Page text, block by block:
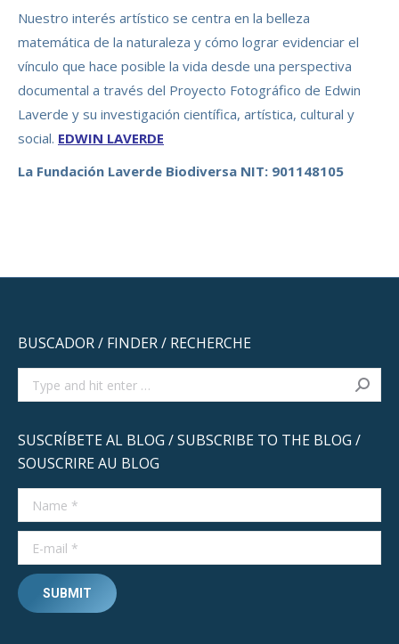
Nuestro interés artístico se centra en la belleza
matemática de la naturaleza y cómo lograr evidenciar el
vínculo que hace posible la vida desde una perspectiva
documental a través del Proyecto Fotográfico de Edwin
Laverde y su investigación científica, artística, cultural y
social. EDWIN LAVERDE
La Fundación Laverde Biodiversa NIT: 901148105
BUSCADOR / FINDER / RECHERCHE
Search:
SUSCRÍBETE AL BLOG / SUBSCRIBE TO THE BLOG /
SOUSCRIRE AU BLOG
Name *
E-mail *
SUBMIT